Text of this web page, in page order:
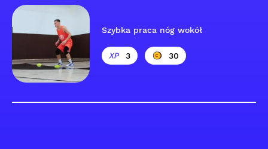
Szybka praca nóg wokół
3 30